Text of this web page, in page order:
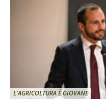
L'AGRICOLTURA È GIOVANE